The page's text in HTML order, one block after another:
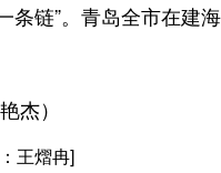
条链”。青岛全市在
杰）
王熠冉]